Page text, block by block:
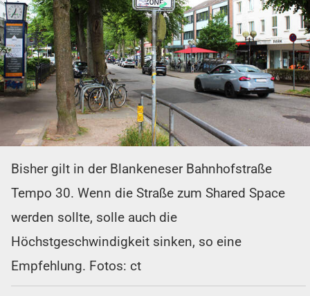
Bisher gilt in der Blankeneser Bahnhofstraße
Tempo 30. Wenn die Straße zum Shared Space
werden sollte, solle auch die
Höchstgeschwindigkeit sinken, so eine
Empfehlung. Fotos: ct